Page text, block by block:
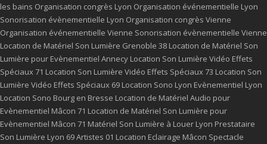
les bains Organisation congrès Lyon Organisation événementielle Lyon
Sonorisation évènementielle Lyon Organisation congrès Vienne
Organisation événementielle Vienne Sonorisation évènementielle Vienne
Location de Matériel Son Lumière Grenoble 38 Location de Matériel Son
Lumière pour Evènementiel Annecy Location Son Lumière Vidéo Effets
Spéciaux 71 Location Son Lumière Vidéo Effets Spéciaux 73 Location Son
Lumière Vidéo Effets Spéciaux 69 Location Sono Lyon Evènementiel Lyon
Location Sono Bourg en Bresse Location de Matériel Audio pour
Evènementiel Mâcon 71 Location de Matériel Son Lumière pour
Evènementiel Mâcon 71 Matériel Son Lumière à Louer Lyon Prestataire
Son Lumière Lyon 69Artistes 01 Location Eclairage Mâcon Spectacle